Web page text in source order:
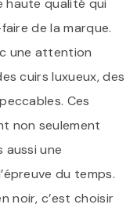
haute qualité qui
de la marque.
une attention
cuirs luxueux, des
Ces
non seulement
aussi une
du temps.
noir, c’est choisir